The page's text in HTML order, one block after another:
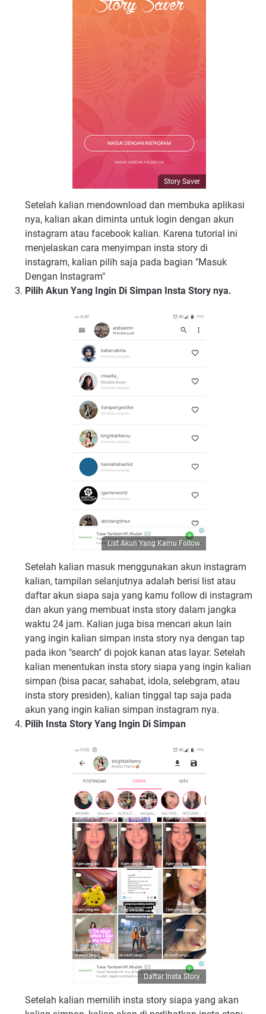
Story Saver
Setelah kalian mendownload dan membuka aplikasi
nya, kalian akan diminta untuk login dengan akun
instagram atau facebook kalian. Karena tutorial ini
menjelaskan cara menyimpan insta story di
instagram, kalian pilih saja pada bagian "Masuk
Dengan Instagram"
Pilih Akun Yang Ingin Di Simpan Insta Story nya.
List Akun Yang Kamu Follow
Setelah kalian masuk menggunakan akun instagram
kalian, tampilan selanjutnya adalah berisi list atau
daftar akun siapa saja yang kamu follow di instagram
dan akun yang membuat insta story dalam jangka
waktu 24 jam. Kalian juga bisa mencari akun lain
yang ingin kalian simpan insta story nya dengan tap
pada ikon "search" di pojok kanan atas layar. Setelah
kalian menentukan insta story siapa yang ingin kalian
simpan (bisa pacar, sahabat, idola, selebgram, atau
insta story presiden), kalian tinggal tap saja pada
akun yang ingin kalian simpan instagram nya.
Pilih Insta Story Yang Ingin Di Simpan
Daftar Insta Story
Setelah kalian memilih insta story siapa yang akan